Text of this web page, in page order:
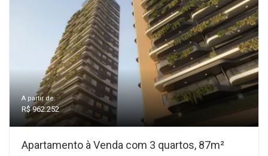
A partir de:
R$ 962.252
Apartamento à Venda com 3 quartos, 87m²